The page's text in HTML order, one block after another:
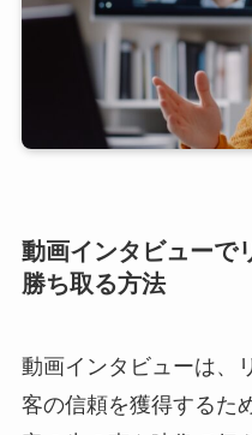
動画インタビューで
勝ち取る方法
動画インタビューは、
客の信頼を獲得するた